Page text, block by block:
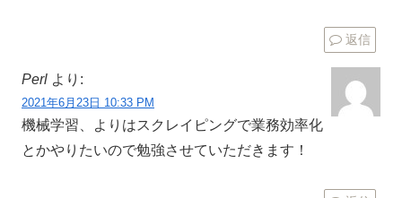
返信
Perl より:
2021年6月23日 10:33 PM
機械学習、よりはスクレイピングで業務効率化
とかやりたいので勉強させていただきます！